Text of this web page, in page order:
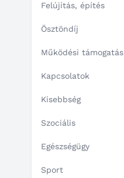
Felújítás, építés
Ösztöndíj
Működési támogatás
Kapcsolatok
Kisebbség
Szociális
Egészségügy
Sport